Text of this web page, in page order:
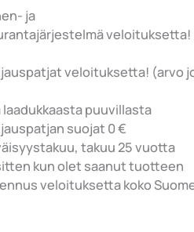
ja
veloituksetta!
veloituksetta! (arvo
puuvillasta
suojat 0 €
takuu 25 vuotta
kun olet saanut tuotteen
veloituksetta koko